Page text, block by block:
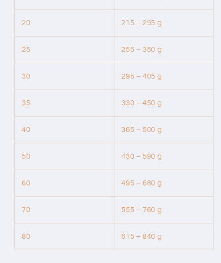
20 215 – 295 g
25 255 – 350 g
30 295 – 405 g
35 330 – 450 g
40 365 – 500 g
50 430 – 590 g
60 495 – 680 g
70 555 – 760 g
80 615 – 840 g